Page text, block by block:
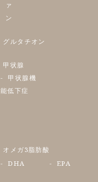
ァ
ン
グルタチオン
甲状腺
甲状腺機
能低下症
オメガ3脂肪酸
DHA
EPA